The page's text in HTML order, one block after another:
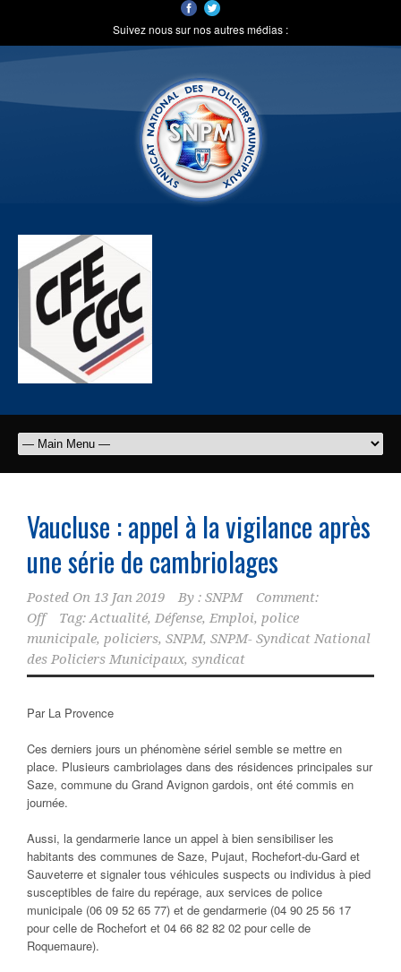
Suivez nous sur nos autres médias :
Vaucluse : appel à la vigilance après
une série de cambriolages
Posted On 13 Jan 2019 By : SNPM
Comment:
Off
Tag:Actualité, Défense, Emploi, police
municipale, policiers, SNPM, SNPM- Syndicat National
des Policiers Municipaux, syndicat
Par La Provence
Ces derniers jours un phénomène sériel semble se mettre en
place. Plusieurs cambriolages dans des résidences principales sur
Saze, commune du Grand Avignon gardois, ont été commis en
journée.
Aussi, la gendarmerie lance un appel à bien sensibiliser les
habitants des communes de Saze, Pujaut, Rochefort-du-Gard et
Sauveterre et signaler tous véhicules suspects ou individus à pied
susceptibles de faire du repérage, aux services de police
municipale (06 09 52 65 77) et de gendarmerie (04 90 25 56 17
pour celle de Rochefort et 04 66 82 82 02 pour celle de
Roquemaure).